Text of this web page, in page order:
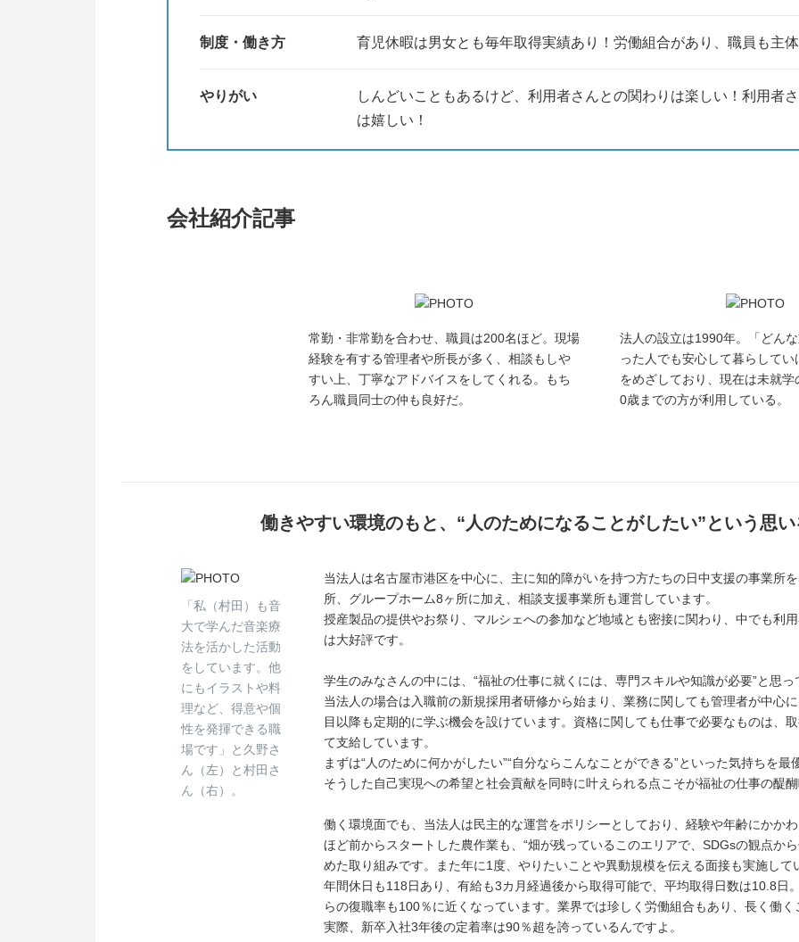
制度・働き方 育児休暇は男女とも毎年取得実績あり！労働組合があり、職員も主
やりがい
しんどいこともあるけど、利用者さんとの関わりは楽しい！利用者
は嬉しい！
会社紹介記事
常勤・非常勤を合わせ、職員は200名ほど。現場
経験を有する管理者や所長が多く、相談もしや
すい上、丁寧なアドバイスをしてくれる。もち
ろん職員同士の仲も良好だ。
法人の設立は1990年。「どん
った人でも安心して暮らしてい
をめざしており、現在は未就学
0歳までの方が利用している。
働きやすい環境のもと、“人のためになることがしたい”という思
「私（村田）も音
大で学んだ音楽療
法を活かした活動
をしています。他
にもイラストや料
理など、得意や個
性を発揮できる職
場です」と久野さ
ん（左）と村田さ
ん（右）。
当法人は名古屋市港区を中心に、主に知的障がいを持つ方たちの日中支援の事業所
所、グループホーム8ヶ所に加え、相談支援事業所も運営しています。
授産製品の提供やお祭り、マルシェへの参加など地域とも密接に関わり、中でも利
は大好評です。
学生のみなさんの中には、“福祉の仕事に就くには、専門スキルや知識が必要”と思
当法人の場合は入職前の新規採用者研修から始まり、業務に関しても管理者が中心
目以降も定期的に学ぶ機会を設けています。資格に関しても仕事で必要なものは、
て支給しています。
まずは“人のために何かがしたい”“自分ならこんなことができる”といった気持ちを
そうした自己実現への希望と社会貢献を同時に叶えられる点こそが福祉の仕事の醍
働く環境面でも、当法人は民主的な運営をポリシーとしており、経験や年齢にかか
ほど前からスタートした農作業も、“畑が残っているこのエリアで、SDGsの観点か
めた取り組みです。また年に1度、やりたいことや異動規模を伝える面接も実施して
年間休日も118日あり、有給も3カ月経過後から取得可能で、平均取得日数は10.8日
らの復職率も100％に近くなっています。業界では珍しく労働組合もあり、長く働
実際、新卒入社3年後の定着率は90％超を誇っているんですよ。